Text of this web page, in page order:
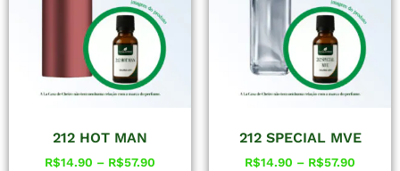
212 HOT MAN
R$14.90 – R$57.90
212 SPECIAL MVE
R$14.90 – R$57.90